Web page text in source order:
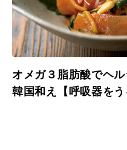
オメガ３脂肪酸でヘ
韓国和え【呼吸器をう